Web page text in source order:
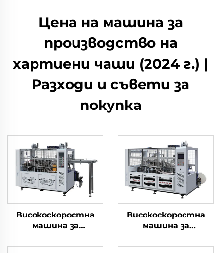
Цена на машина за
производство на
хартиени чаши (2024 г.) |
Разходи и съвети за
покупка
Високоскоростна
машина за
хартиени чаши
Високоскоростна
машина за